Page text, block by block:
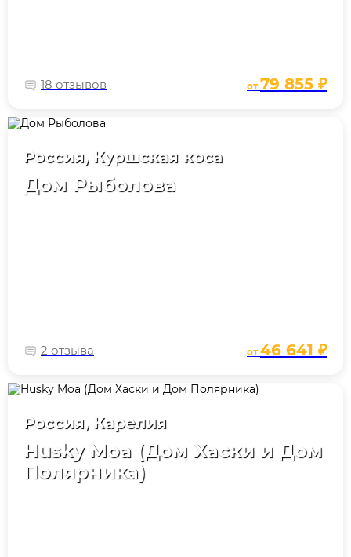
18 отзывов от79 855 ₽
Россия, Куршская коса
Дом Рыболова
2 отзыва от46 641 ₽
Россия, Карелия
Husky Moa (Дом Хаски и Дом
Полярника)